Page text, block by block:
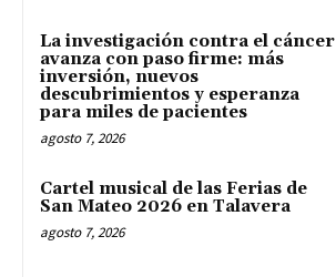
La investigación contra el cáncer
avanza con paso firme: más
inversión, nuevos
descubrimientos y esperanza
para miles de pacientes
agosto 7, 2026
Cartel musical de las Ferias de
San Mateo 2026 en Talavera
agosto 7, 2026